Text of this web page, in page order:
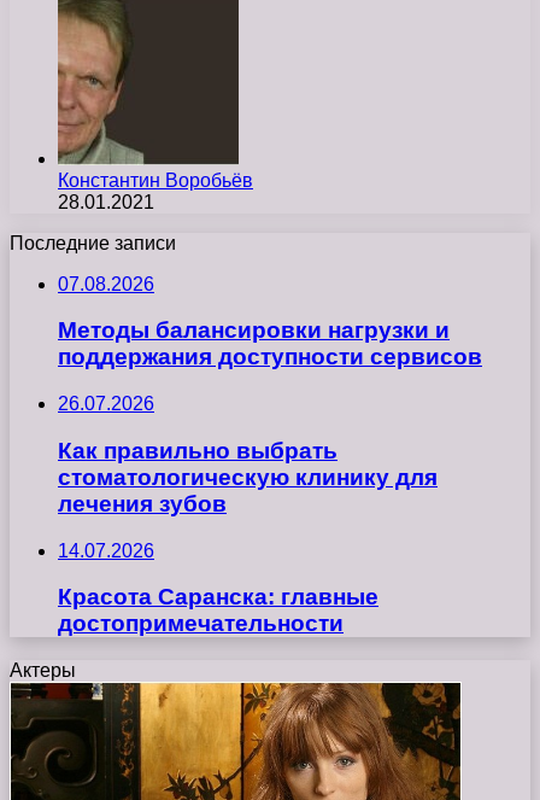
Константин Воробьёв
28.01.2021
Последние записи
07.08.2026
Методы балансировки нагрузки и
поддержания доступности сервисов
26.07.2026
Как правильно выбрать
стоматологическую клинику для
лечения зубов
14.07.2026
Красота Саранска: главные
достопримечательности
Актеры